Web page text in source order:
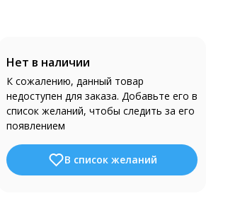
Нет в наличии
К сожалению, данный товар
недоступен для заказа. Добавьте его в
список желаний, чтобы следить за его
появлением
В список желаний